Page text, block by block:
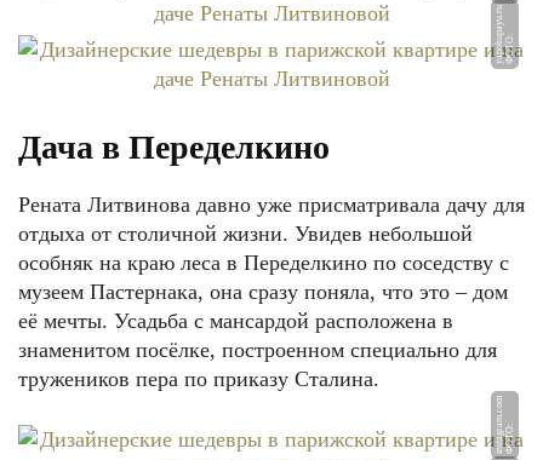
Ф
О
Т
О:
y
a
p
o
k
u
p
a
y
u.
r
u
Дача в Переделкино
Рената Литвинова давно уже присматривала дачу для
отдыха от столичной жизни. Увидев небольшой
особняк на краю леса в Переделкино по соседству с
музеем Пастернака, она сразу поняла, что это – дом
её мечты. Усадьба с мансардой расположена в
знаменитом посёлке, построенном специально для
тружеников пера по приказу Сталина.
Ф
О
Т
О:
i
n
st
a
g
r
a
m.
c
o
m